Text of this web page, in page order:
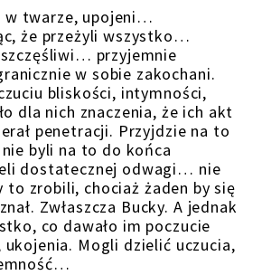
twarze, upojeni…
że przeżyli wszystko…
przyjemnie
w sobie zakochani.
bliskości, intymności,
dla nich znaczenia, że ich akt
penetracji. Przyjdzie na to
byli na to do końca
dostatecznej odwagi… nie
to zrobili, chociaż żaden by się
Zwłaszcza Bucky. A jednak
co dawało im poczucie
ukojenia. Mogli dzielić uczucia,